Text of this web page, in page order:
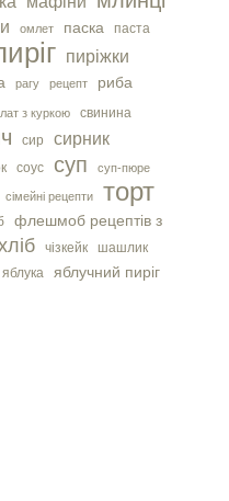
омлет паска
паста
пиріжки
рагу рецепт риба
з куркою свинина
сир сирник
соус суп суп-пюре
сімейні рецепти торт
флешмоб рецептів з
чізкейк
шашлик
яблука яблучний пиріг